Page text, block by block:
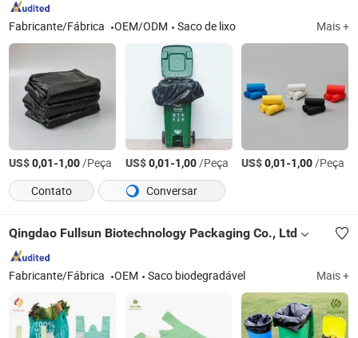
Fabricante/Fábrica OEM/ODM Saco de lixo Mais +
US$0,01-1,00/Peça US$0,01-1,00/Peça US$0,01-1,00/Peça
Contato
Conversar
Qingdao Fullsun Biotechnology Packaging Co., Ltd
Fabricante/Fábrica OEM Saco biodegradável Mais +